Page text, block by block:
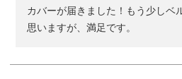
カバーが届きました！もう少しベ
思いますが、満足です。